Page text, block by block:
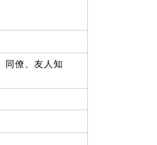
同僚、友人知